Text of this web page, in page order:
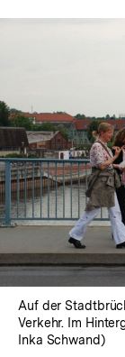
Auf der
Verkehr. Im
Inka Schwand)